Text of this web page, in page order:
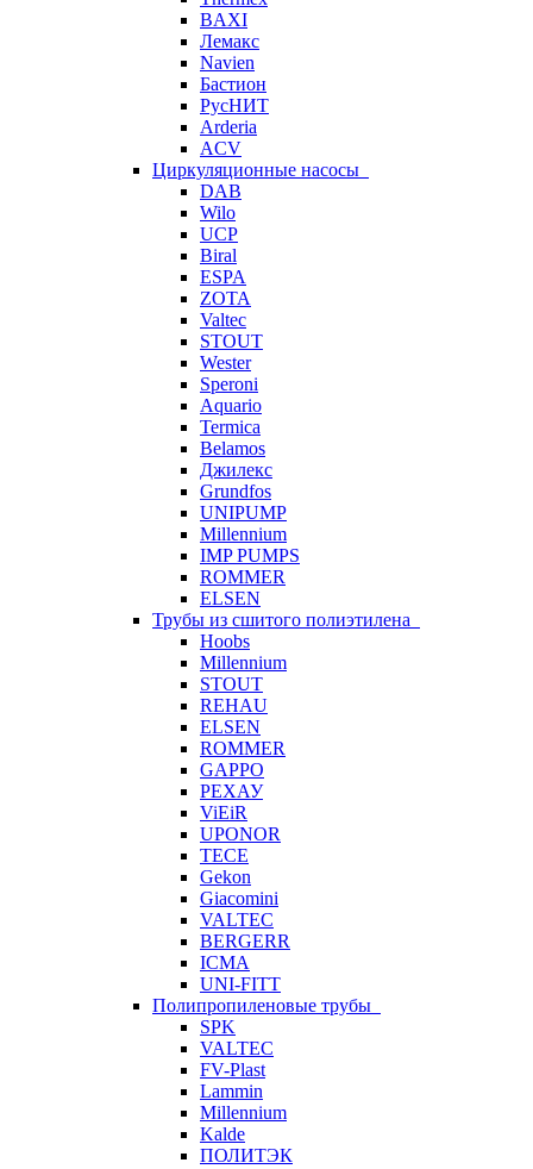
BAXI
Лемакс
Navien
Бастион
РусНИТ
Arderia
ACV
Циркуляционные насосы
DAB
Wilo
UCP
Biral
ESPA
ZOTA
Valtec
STOUT
Wester
Speroni
Aquario
Termica
Belamos
Джилекс
Grundfos
UNIPUMP
Millennium
IMP PUMPS
ROMMER
ELSEN
Трубы из сшитого полиэтилена
Hoobs
Millennium
STOUT
REHAU
ELSEN
ROMMER
GAPPO
РЕХАУ
ViEiR
UPONOR
TECE
Gekon
Giacomini
VALTEC
BERGERR
ICMA
UNI-FITT
Полипропиленовые трубы
SPK
VALTEC
FV-Plast
Lammin
Millennium
Kalde
ПОЛИТЭК